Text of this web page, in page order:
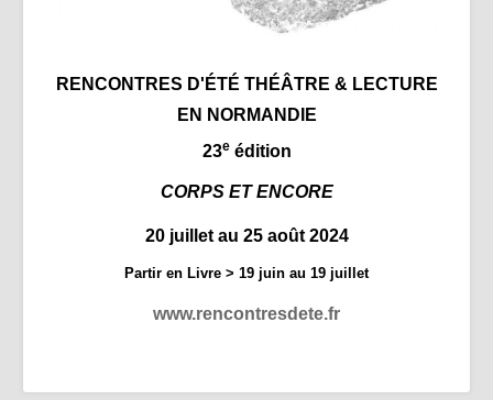
RENCONTRES D'ÉTÉ THÉÂTRE & LECTURE
EN NORMANDIE
23eédition
CORPS ET ENCORE
20 juillet au 25 août 2024
Partir en Livre > 19 juin au 19 juillet
www.rencontresdete.fr